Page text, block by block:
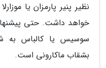
نظیر پنیر پارمزان یا
خواهد داشت. حتی
سوسیس یا کالباس به
بشقاب ماکارونی است.